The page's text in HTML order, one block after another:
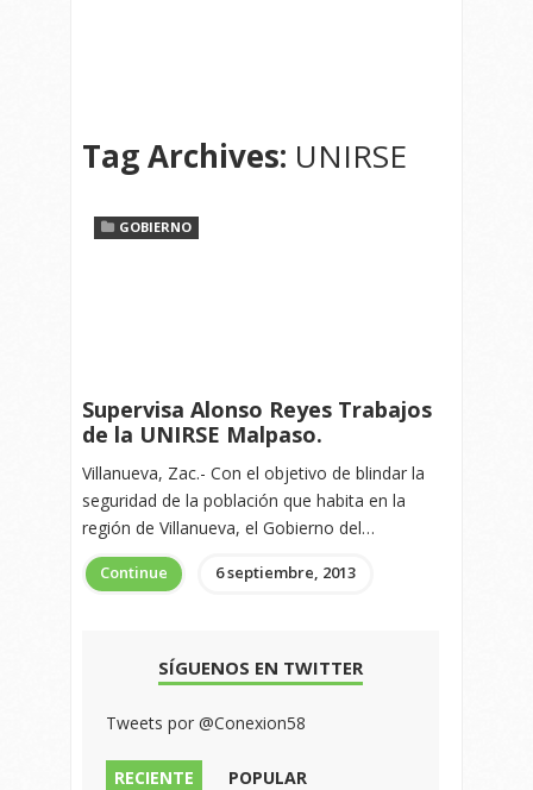
Tag Archives: UNIRSE
GOBIERNO
Supervisa Alonso Reyes Trabajos
de la UNIRSE Malpaso.
Villanueva, Zac.- Con el objetivo de blindar la
seguridad de la población que habita en la
región de Villanueva, el Gobierno del…
Continue 6 septiembre, 2013
SÍGUENOS EN TWITTER
Tweets por @Conexion58
RECIENTE
POPULAR